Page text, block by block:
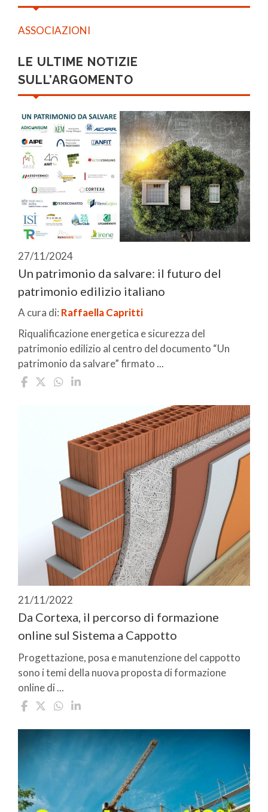
ASSOCIAZIONI
LE ULTIME NOTIZIE
SULL’ARGOMENTO
27/11/2024
Un patrimonio da salvare: il futuro del
patrimonio edilizio italiano
A cura di: Raffaella Capritti
Riqualificazione energetica e sicurezza del
patrimonio edilizio al centro del documento “Un
patrimonio da salvare” firmato ...
21/11/2022
Da Cortexa, il percorso di formazione
online sul Sistema a Cappotto
Progettazione, posa e manutenzione del cappotto
sono i temi della nuova proposta di formazione
online di ...